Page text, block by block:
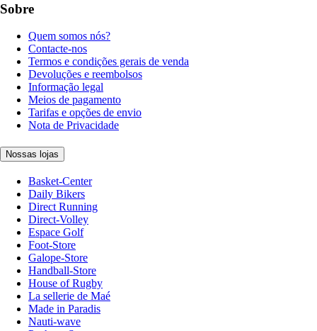
Sobre
Quem somos nós?
Contacte-nos
Termos e condições gerais de venda
Devoluções e reembolsos
Informação legal
Meios de pagamento
Tarifas e opções de envio
Nota de Privacidade
Nossas lojas
Basket-Center
Daily Bikers
Direct Running
Direct-Volley
Espace Golf
Foot-Store
Galope-Store
Handball-Store
House of Rugby
La sellerie de Maé
Made in Paradis
Nauti-wave